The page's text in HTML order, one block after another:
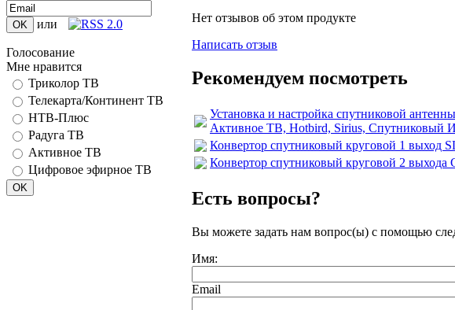
или
Голосование
Мне нравится
Триколор ТВ
Телекарта/Континент ТВ
НТВ-Плюс
Радуга ТВ
Активное ТВ
Цифровое эфирное ТВ
Нет отзывов об этом продукте
Написать отзыв
Рекомендуем посмотреть
Установка и настройка спутниковой
Активное ТВ, Hotbird, Sirius, Спутниковый
Конвертор спутниковый круговой 1 выход
Конвертор спутниковый круговой 2 выхода
Есть вопросы?
Вы можете задать нам вопрос(ы) с помощью
Имя:
Email